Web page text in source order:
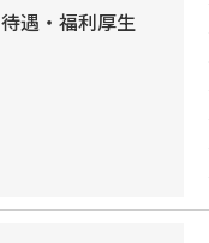
待遇・福利厚生